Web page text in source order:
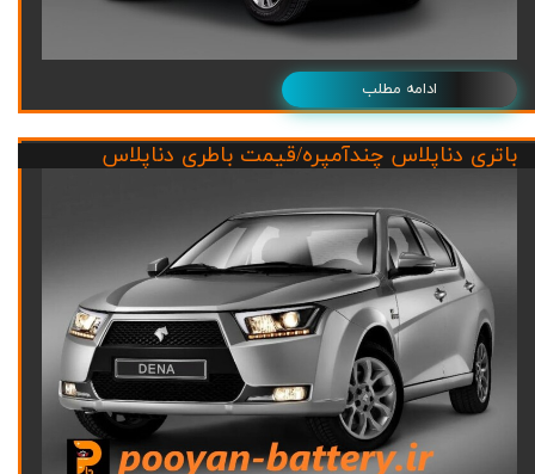
ادامه مطلب
باتری دناپلاس چندآمپره/قیمت باطری دناپلاس